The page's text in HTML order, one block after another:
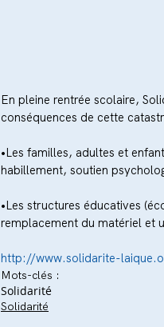
En pleine rentrée scolaire,
conséquences de cette
•Les familles, adultes et
habillement, soutien
•Les structures éducatives
remplacement du matériel et
http://www.solidarite-
Mots-clés :
Solidarité
Solidarité